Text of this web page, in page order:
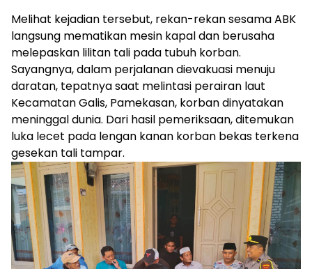
​Melihat kejadian tersebut, rekan-rekan sesama ABK
langsung mematikan mesin kapal dan berusaha
melepaskan lilitan tali pada tubuh korban.
Sayangnya, dalam perjalanan dievakuasi menuju
daratan, tepatnya saat melintasi perairan laut
Kecamatan Galis, Pamekasan, korban dinyatakan
meninggal dunia. Dari hasil pemeriksaan, ditemukan
luka lecet pada lengan kanan korban bekas terkena
gesekan tali tampar.